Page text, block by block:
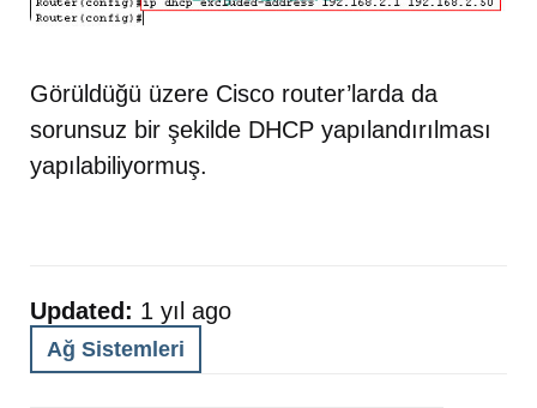
Görüldüğü üzere Cisco router’larda da
sorunsuz bir şekilde DHCP yapılandırılması
yapılabiliyormuş.
Updated: 1 yıl ago
Ağ Sistemleri